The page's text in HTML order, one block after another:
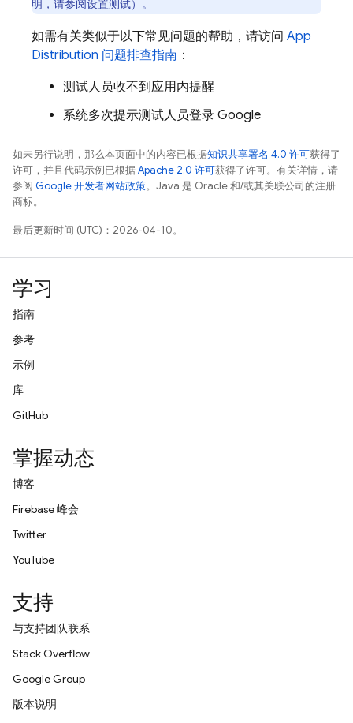
明，请参阅设置测试）。
如需有关类似于以下常见问题的帮助，请访问 App
Distribution 问题排查指南 ：
测试人员收不到应用内提醒
系统多次提示测试人员登录 Google
如未另行说明，那么本页面中的内容已根据知识共享署名 4.0 许可获得了
许可，并且代码示例已根据Apache 2.0 许可获得了许可。有关详情，请
参阅 Google 开发者网站政策。Java 是 Oracle 和/或其关联公司的注册
商标。
最后更新时间 (UTC)：2026-04-10。
学习
指南
参考
示例
库
GitHub
掌握动态
博客
Firebase 峰会
Twitter
YouTube
支持
与支持团队联系
Stack Overflow
Google Group
版本说明